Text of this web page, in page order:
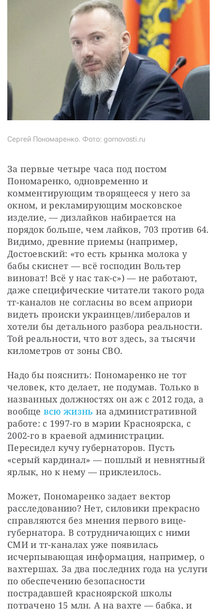
Сергей Пономаренко. Фото: gornovosti.ru
За первые четыре часа под постом
Пономаренко, одновременно и
комментирующим творящееся у него за
окном, и рекламирующим московское
изделие, — дизлайков набирается на
порядок больше, чем лайков, 703 против 64.
Видимо, древние приемы (например,
Достоевский: «то есть крынка молока у
бабы скиснет — всё господин Вольтер
виноват! Всё у нас так-с») — не работают,
даже специфические читатели такого рода
тг-каналов не согласны во всем априори
видеть происки украинцев/либералов и
хотели бы детального разбора реальности.
Той реальности, что вот здесь, за тысячи
километров от зоны СВО.
Надо бы пояснить: Пономаренко не тот
человек, кто делает, не подумав. Только в
названных должностях он аж с 2012 года, а
вообще всю жизнь на административной
работе: с 1997-го в мэрии Красноярска, с
2002-го в краевой администрации.
Пересидел кучу губернаторов. Пусть
«серый кардинал» — пошлый и невнятный
ярлык, но к нему — приклеилось.
Может, Пономаренко задает вектор
расследованию? Нет, силовики прекрасно
справляются без мнения первого вице-
губернатора. В сотрудничающих с ними
СМИ и тг-каналах уже появилась
исчерпывающая информация, например, о
вахтершах. За два последних года на услуги
по обеспечению безопасности
пострадавшей красноярской школы
потрачено 15 млн. А на вахте — бабка, и